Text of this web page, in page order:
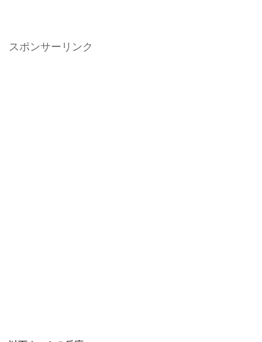
スポンサーリンク